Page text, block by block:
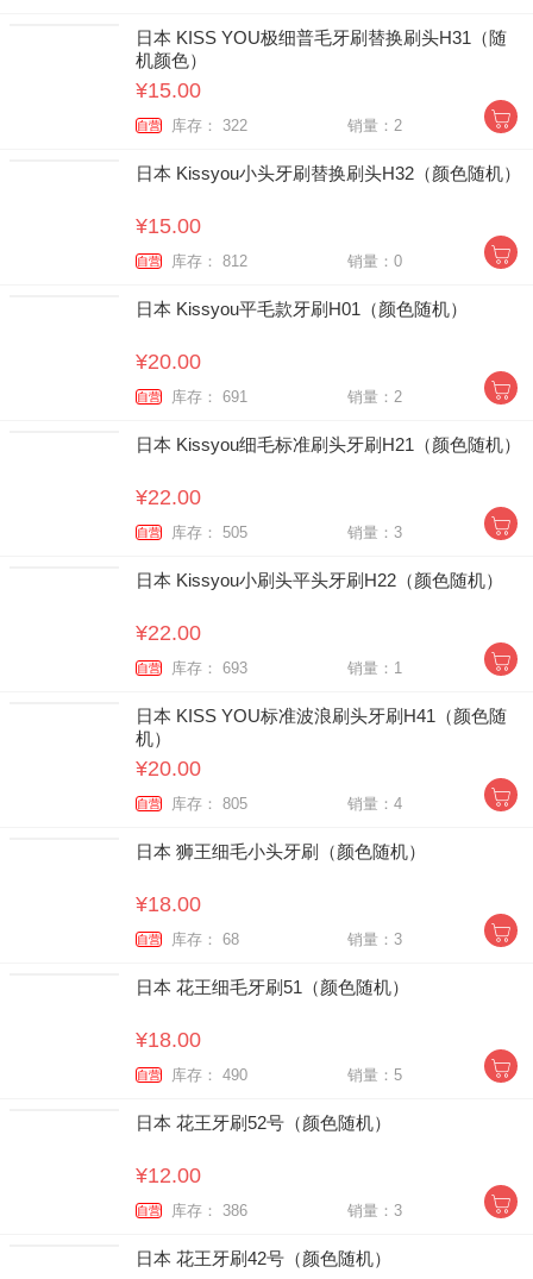
日本 KISS YOU极细普毛牙刷替换刷头H31（随
机颜色）
¥15.00
自营 库存： 322 销量：2
日本 Kissyou小头牙刷替换刷头H32（颜色随机）
¥15.00
自营 库存： 812 销量：0
日本 Kissyou平毛款牙刷H01（颜色随机）
¥20.00
自营 库存： 691 销量：2
日本 Kissyou细毛标准刷头牙刷H21（颜色随机）
¥22.00
自营 库存： 505 销量：3
日本 Kissyou小刷头平头牙刷H22（颜色随机）
¥22.00
自营 库存： 693 销量：1
日本 KISS YOU标准波浪刷头牙刷H41（颜色随
机）
¥20.00
自营 库存： 805 销量：4
日本 狮王细毛小头牙刷（颜色随机）
¥18.00
自营 库存： 68 销量：3
日本 花王细毛牙刷51（颜色随机）
¥18.00
自营 库存： 490 销量：5
日本 花王牙刷52号（颜色随机）
¥12.00
自营 库存： 386 销量：3
日本 花王牙刷42号（颜色随机）